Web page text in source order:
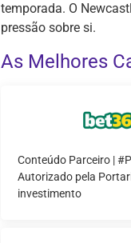
temporada. O
pressão sobre si.
As Melhores
Conteúdo Parceiro |
Autorizado pela
investimento